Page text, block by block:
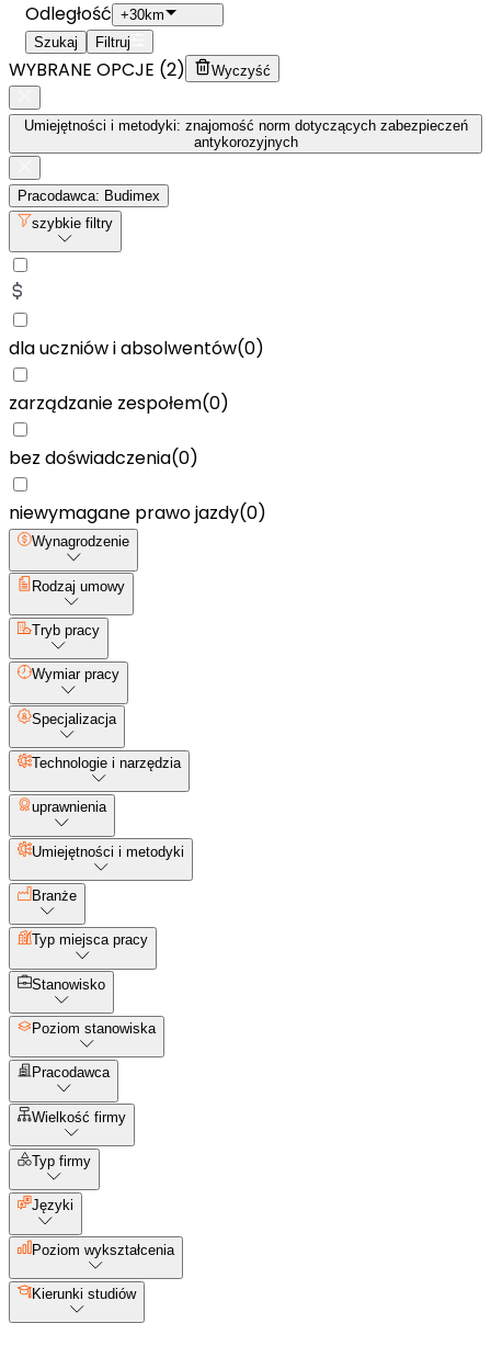
Odległość +30km
Szukaj
Filtruj
WYBRANE OPCJE (2) Wyczyść
Umiejętności i metodyki: znajomość norm dotyczących zabezpieczeń
antykorozyjnych
Pracodawca: Budimex
szybkie filtry
dla uczniów i absolwentów(0)
zarządzanie zespołem(0)
bez doświadczenia(0)
niewymagane prawo jazdy(0)
Wynagrodzenie
Rodzaj umowy
Tryb pracy
Wymiar pracy
Specjalizacja
Technologie i narzędzia
uprawnienia
Umiejętności i metodyki
Branże
Typ miejsca pracy
Stanowisko
Poziom stanowiska
Pracodawca
Wielkość firmy
Typ firmy
Języki
Poziom wykształcenia
Kierunki studiów